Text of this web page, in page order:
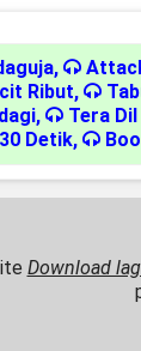
,
Ribut,
, Tera
Detik,
Download